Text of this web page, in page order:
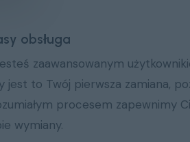
obsługa
zaawansowanym
jest to Twój pierwsza zamiana,
procesem zapewnimy
wymiany.